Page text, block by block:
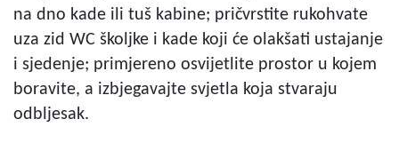
na dno kade ili tuš kabine; pričvrstite rukohvate
uza zid WC školjke i kade koji će olakšati ustajanje
i sjedenje; primjereno osvijetlite prostor u kojem
boravite, a izbjegavajte svjetla koja stvaraju
odbljesak.